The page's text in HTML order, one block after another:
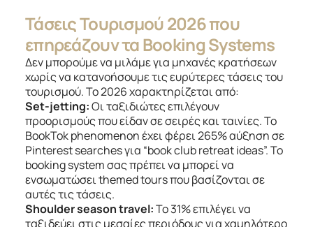
Τάσεις Τουρισμού 2026 που
επηρεάζουν τα Booking Systems
Δεν μπορούμε να μιλάμε για μηχανές κρατήσεων
χωρίς να κατανοήσουμε τις ευρύτερες τάσεις του
τουρισμού. Το 2026 χαρακτηρίζεται από:
Set-jetting:Οι ταξιδιώτες επιλέγουν
προορισμούς που είδαν σε σειρές και ταινίες. Το
BookTok phenomenon έχει φέρει 265% αύξηση σε
Pinterest searches για “book club retreat ideas”. Το
booking system σας πρέπει να μπορεί να
ενσωματώσει themed tours που βασίζονται σε
αυτές τις τάσεις.
Shoulder season travel:Το 31% επιλέγει να
ταξιδεύει στις μεσαίες περιόδους για χαμηλότερο